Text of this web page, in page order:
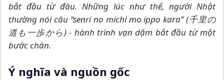
bắt đầu từ đâu. Những lúc như thế, người Nhật
thường nói câu “senri no michi mo ippo kara” (千里の
道も一歩から) - hành trình vạn dặm bắt đầu từ một
bước chân.
Ý nghĩa và nguồn gốc